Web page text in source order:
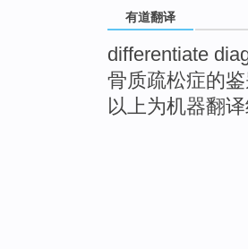
有道翻译
differentiate
骨质疏松症的
以上为机器翻